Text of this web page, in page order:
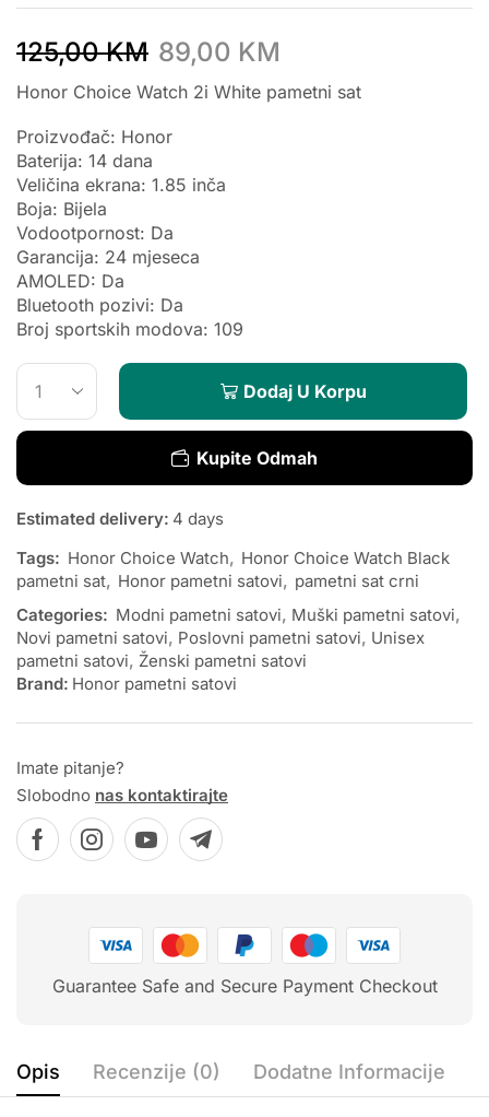
125,00KM 89,00 KM
Honor Choice Watch 2i White pametni sat
Proizvođač: Honor
Baterija: 14 dana
Veličina ekrana: 1.85 inča
Boja: Bijela
Vodootpornost: Da
Garancija: 24 mjeseca
AMOLED: Da
Bluetooth pozivi: Da
Broj sportskih modova: 109
Dodaj U Korpu
Kupite Odmah
Estimated delivery: 4 days
Tags: Honor Choice Watch, Honor Choice Watch Black
pametni sat, Honor pametni satovi, pametni sat crni
Categories: Modni pametni satovi, Muški pametni satovi,
Novi pametni satovi, Poslovni pametni satovi, Unisex
pametni satovi, Ženski pametni satovi
Brand: Honor pametni satovi
Imate pitanje?
Slobodno nas kontaktirajte
Guarantee Safe and Secure Payment Checkout
Opis Recenzije (0) Dodatne Informacije